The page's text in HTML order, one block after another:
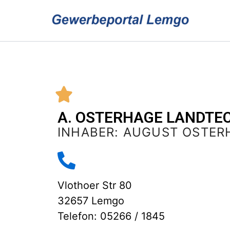
A. OSTERHAGE
INHABER: AUGUST
Vlothoer Str 80
32657 Lemgo
Telefon: 05266 / 1845